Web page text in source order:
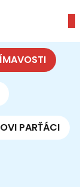
PARŤÁCI